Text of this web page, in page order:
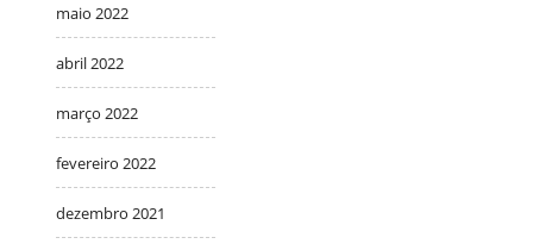
maio 2022
abril 2022
março 2022
fevereiro 2022
dezembro 2021